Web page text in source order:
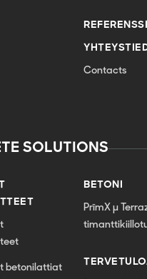
Contacts
SOLUTIONS
betonilattiat
BETONI
PrīmX µ